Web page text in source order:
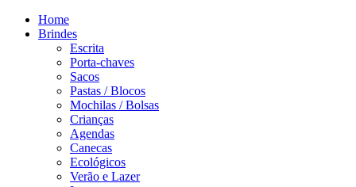
Home
Brindes
Escrita
Porta-chaves
Sacos
Pastas / Blocos
Mochilas / Bolsas
Crianças
Agendas
Canecas
Ecológicos
Verão e Lazer